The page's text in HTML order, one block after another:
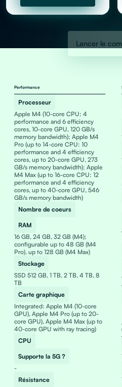
Lancer le
Performance
Processeur
Apple M4 (10-core CPU: 4
performance and 6 efficiency
cores, 10-core GPU, 120 GB/s
memory bandwidth); Apple M4
Pro (up to 14-core CPU: 10
performance and 4 efficiency
cores, up to 20-core GPU, 273
GB/s memory bandwidth); Apple
M4 Max (up to 16-core CPU: 12
performance and 4 efficiency
cores, up to 40-core GPU, 546
GB/s memory bandwidth)
Nombre de coeurs
RAM
16 GB, 24 GB, 32 GB (M4);
configurable up to 48 GB (M4
Pro), up to 128 GB (M4 Max)
Stockage
SSD 512 GB, 1 TB, 2 TB, 4 TB, 8
TB
Carte graphique
Integrated: Apple M4 (10-core
GPU), Apple M4 Pro (up to 20-
core GPU), Apple M4 Max (up to
40-core GPU with ray tracing)
CPU
Supporte la 5G ?
-
Résistance